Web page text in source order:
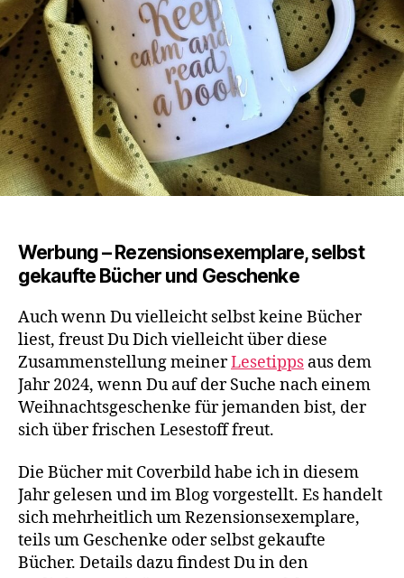
Werbung – Rezensionsexemplare, selbst
gekaufte Bücher und Geschenke
Auch wenn Du vielleicht selbst keine Bücher
liest, freust Du Dich vielleicht über diese
Zusammenstellung meinerLesetipps aus dem
Jahr 2024, wenn Du auf der Suche nach einem
Weihnachtsgeschenke für jemanden bist, der
sich über frischen Lesestoff freut.
Die Bücher mit Coverbild habe ich in diesem
Jahr gelesen und im Blog vorgestellt. Es handelt
sich mehrheitlich um Rezensionsexemplare,
teils um Geschenke oder selbst gekaufte
Bücher. Details dazu findest Du in den